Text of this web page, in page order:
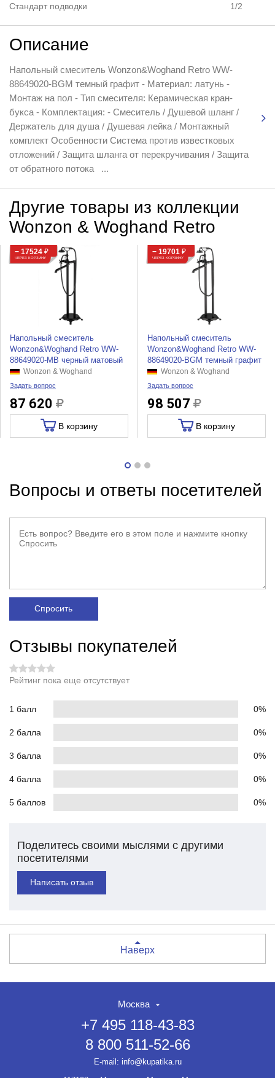
Стандарт подводки 1/2
Описание
Напольный смеситель Wonzon&Woghand Retro WW-
88649020-BGM темный графит - Материал: латунь -
Монтаж на пол - Тип смесителя: Керамическая кран-
букса - Комплектация: - Смеситель / Душевой шланг /
Держатель для душа / Душевая лейка / Монтажный
комплект Особенности Система против известковых
отложений / Защита шланга от перекручивания / Защита
от обратного потока ...
Другие товары из коллекции
Wonzon & Woghand Retro
− 17524 ₽
ЧЕРЕЗ КОРЗИНУ
Напольный смеситель
Wonzon&Woghand Retro WW-
88649020-MB черный матовый
Wonzon & Woghand
Задать вопрос
87 620
В корзину
− 19701 ₽
ЧЕРЕЗ КОРЗИНУ
Напольный смеситель
Wonzon&Woghand Retro WW-
88649020-BGM темный графит
Wonzon & Woghand
Задать вопрос
98 507
В корзину
Вопросы и ответы посетителей
Спросить
Отзывы покупателей
Рейтинг пока еще отсутствует
1 балл 0%
2 балла 0%
3 балла 0%
4 балла 0%
5 баллов 0%
Поделитесь своими мыслями с другими
посетителями
Написать отзыв
Наверх
Москва
+7 495 118-43-83
8 800 511-52-66
E-mail: info@kupatika.ru